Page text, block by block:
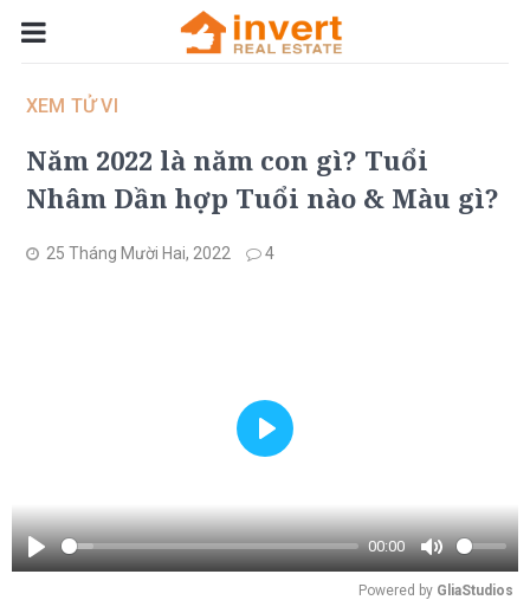
XEM TỬ VI
Năm 2022 là năm con gì? Tuổi
Nhâm Dần hợp Tuổi nào & Màu gì?
25 Tháng Mười Hai, 2022 4
Play
00:00
Mute
Play
Powered by GliaStudios